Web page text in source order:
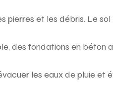
pierres et les débris. Le
des fondations en
les eaux de pluie et